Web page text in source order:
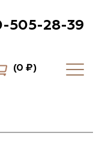
505-28-39
(0 ₽)